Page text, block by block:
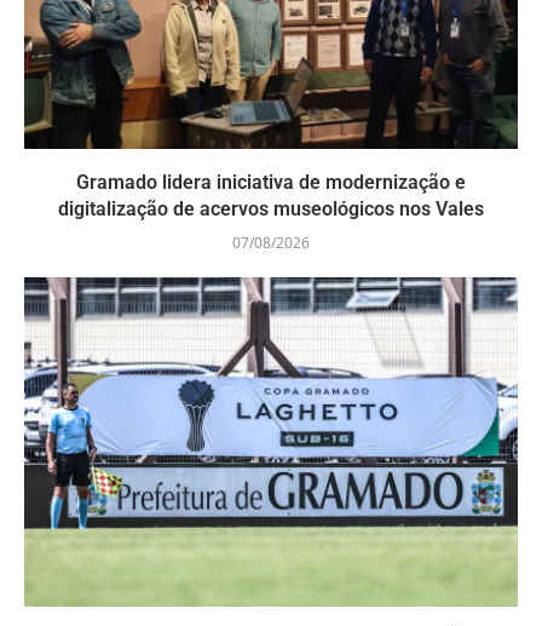
Gramado lidera iniciativa de modernização e
digitalização de acervos museológicos nos Vales
07/08/2026